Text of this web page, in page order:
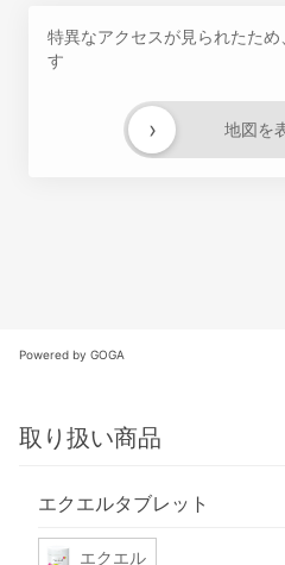
特異なアクセスが見られたた
す
地図を
›
Powered by GOGA
取り扱い商品
エクエルタブレット
エクエル